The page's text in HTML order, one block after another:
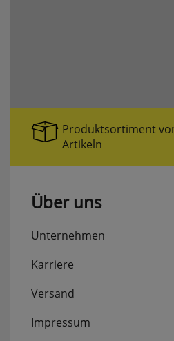
Produktsortiment
Artikeln
Über uns
Unternehmen
Karriere
Versand
Impressum